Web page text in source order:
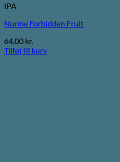
IPA
Nurme Forbidden Fruit
64,00 kr.
Tilføj til kurv